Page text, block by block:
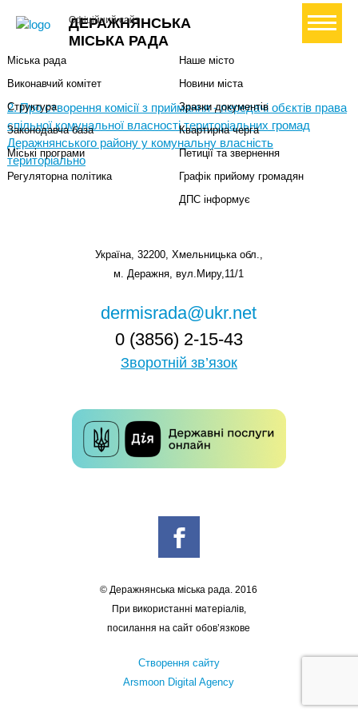
ДЕРАЖНЯНСЬКА
МІСЬКА РАДА
Офіційний сайт+ Створити петицію
2. Про створення комісії з приймання - передачі обєктів права
спільної комунальної власності територіальних громад
Деражнянського району у комунальну власність
територіально
Міський голова
Міська рада
Виконавчий комітет
Структура
Законодавча база
Міські програми
Регуляторна політика
Наше місто
Новини міста
Зразки документів
Квартирна черга
Петиції та звернення
Графік прийому громадян
ДПС інформує
Україна, 32200, Хмельницька обл.,
м. Деражня, вул.Миру,11/1
dermisrada@ukr.net
0 (3856) 2-15-43
Зворотній зв’язок
© Деражнянська міська рада. 2016
При використанні матеріалів,
посилання на сайт обов’язкове
Створення сайту
Arsmoon Digital Agency